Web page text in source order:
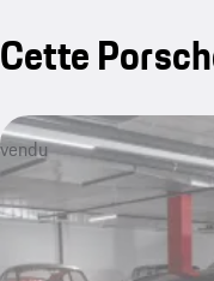
Cette
vendu